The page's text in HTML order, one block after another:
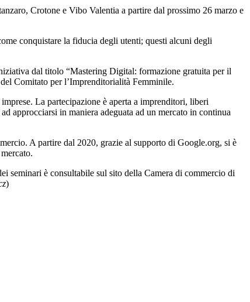
Crotone e Vibo Valentia a partire dal prossimo 26 marzo e
conquistare la fiducia degli utenti; questi alcuni degli
dal titolo “Mastering Digital: formazione gratuita per il
Comitato per l’Imprenditorialità Femminile.
La partecipazione è aperta a imprenditori, liberi
approcciarsi in maniera adeguata ad un mercato in continua
A partire dal 2020, grazie al supporto di Google.org, si è
seminari è consultabile sul sito della Camera di commercio di
)